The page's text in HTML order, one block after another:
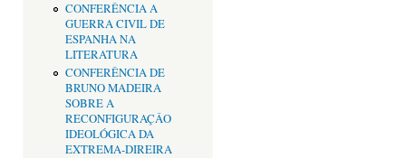
CONFERÊNCIA A
GUERRA CIVIL DE
ESPANHA NA
LITERATURA
CONFERÊNCIA DE
BRUNO MADEIRA
SOBRE A
RECONFIGURAÇÂO
IDEOLÓGICA DA
EXTREMA-DIREIRA